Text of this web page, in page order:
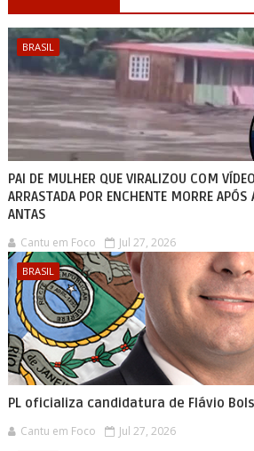
BRASIL
PAI DE MULHER QUE VIRALIZOU COM
ARRASTADA POR ENCHENTE MORRE APÓS
ANTAS
Cantu em Foco Jul 27, 2026
BRASIL
PL oficializa candidatura de Flávio
Cantu em Foco Jul 27, 2026